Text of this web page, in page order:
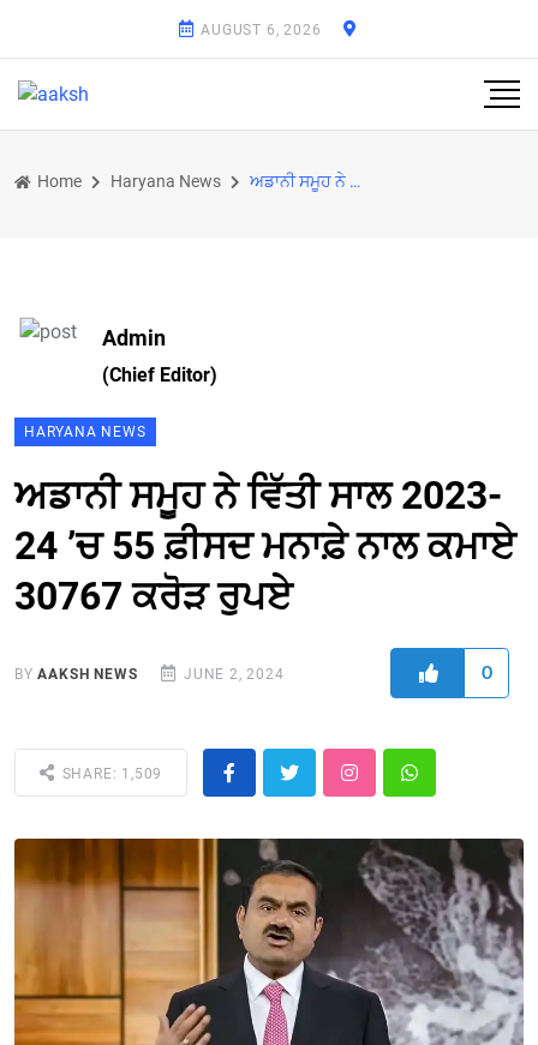
AUGUST 6, 2026
Home Haryana News ਅਡਾਨੀ ਸਮੂਹ ਨੇ ਵਿੱਤੀ ਸਾਲ 2023-24 ’ਚ 55 ਫ਼ੀਸਦ ਮਨਾਫ਼ੇ ਨਾਲ ਕਮਾਏ 30767 ਕਰੋੜ ਰੁਪਏ
Admin
(Chief Editor)
HARYANA NEWS
ਅਡਾਨੀ ਸਮੂਹ ਨੇ ਵਿੱਤੀ ਸਾਲ 2023-
24 ’ਚ 55 ਫ਼ੀਸਦ ਮਨਾਫ਼ੇ ਨਾਲ ਕਮਾਏ
30767 ਕਰੋੜ ਰੁਪਏ
BYAAKSH NEWS JUNE 2, 2024 0
SHARE: 1,509